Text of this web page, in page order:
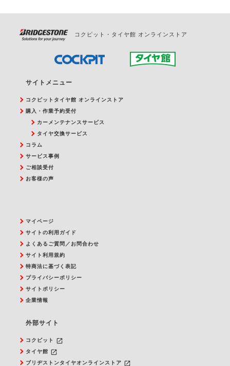
コクピット・タイヤ館 オンラインストア
サイトメニュー
コクピットタイヤ館 オンラインストア
購入・作業予約受付
カーメンテナンスサービス
タイヤ交換サービス
コラム
サービス事例
ご相談受付
お客様の声
マイページ
サイトの利用ガイド
よくあるご質問／お問合わせ
サイト利用規約
特商法に基づく表記
プライバシーポリシー
サイトポリシー
企業情報
外部サイト
コクピット launch
タイヤ館 launch
ブリヂストンタイヤオンラインストア launch